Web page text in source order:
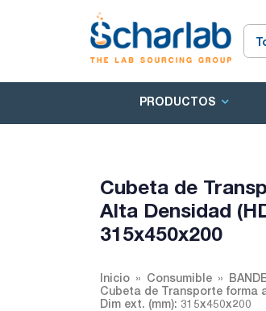
PRODUCTOS
Cubeta de
Alta Densidad
315x450x200
Inicio Consumible
Cubeta de Transporte forma
Dim ext. (mm): 315x450x200